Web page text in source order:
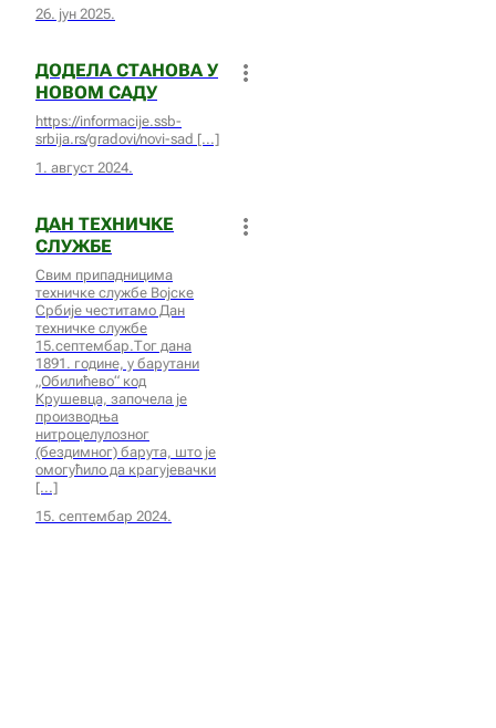
26. јун 2025.
ДОДЕЛА СТАНОВА У
НОВОМ САДУ
https://informacije.ssb-
srbija.rs/gradovi/novi-sad
1. август 2024.
ДАН ТЕХНИЧКЕ
СЛУЖБЕ
Свим припадницима
техничке службе Војске
Србије честитамо Дан
техничке службе
15.септембар.Тог дана
1891. године, у барутани
„Обилићево“ код
Крушевца, започела је
производња
нитроцелулозног
(бездимног) барута, што је
омогућило да крагујевачки
15. септембар 2024.